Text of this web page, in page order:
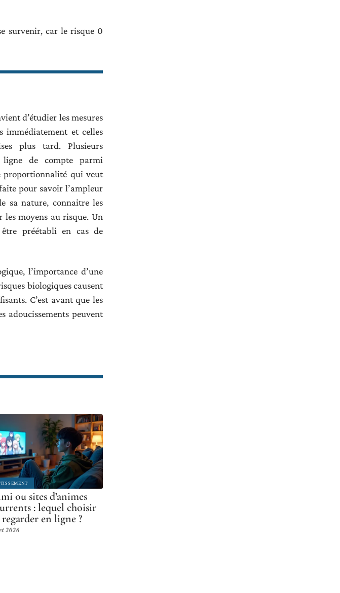
survenir, car le risque 0
d’étudier les mesures
immédiatement et celles
plus tard. Plusieurs
de compte parmi
proportionnalité qui veut
pour savoir l’ampleur
sa nature, connaitre les
les moyens au risque. Un
préétabli en cas de
l’importance d’une
biologiques causent
C’est avant que les
adoucissements peuvent
ou sites d’animes
: lequel choisir
en ligne ?
2026